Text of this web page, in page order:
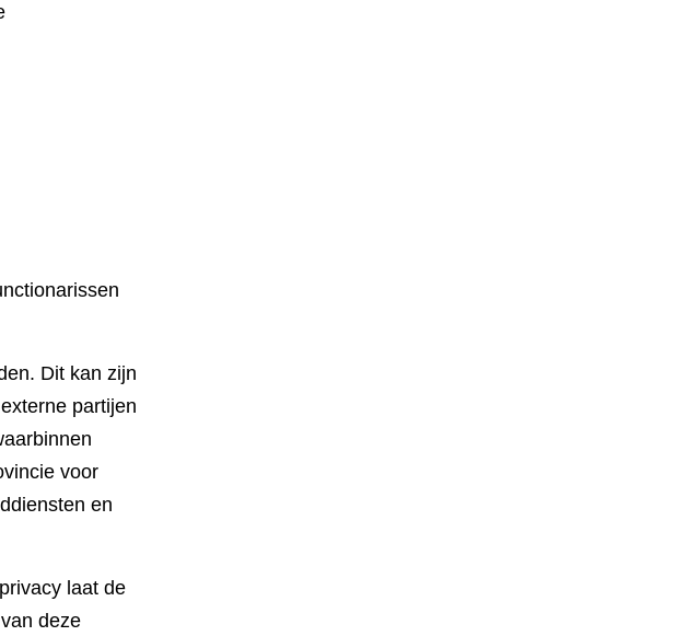
Dit kan zijn
partijen
voor
en
laat de
deze